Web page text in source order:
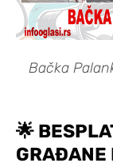
Bačka
🌟
GRAĐANE